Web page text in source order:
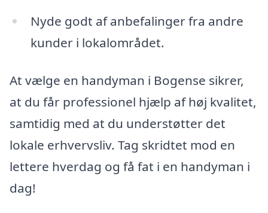
Nyde godt af anbefalinger fra andre
kunder i lokalområdet.
At vælge en handyman i Bogense sikrer,
at du får professionel hjælp af høj kvalitet,
samtidig med at du understøtter det
lokale erhvervsliv. Tag skridtet mod en
lettere hverdag og få fat i en handyman i
dag!